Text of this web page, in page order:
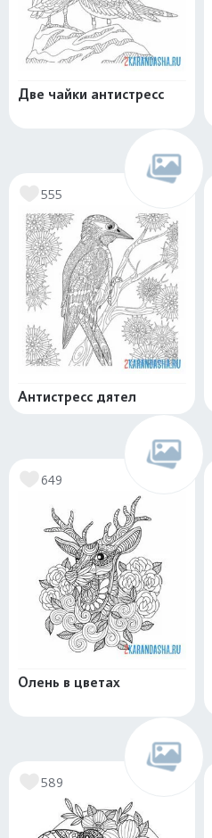
Две чайки антистресс
555
Антистресс дятел
649
Олень в цветах
589